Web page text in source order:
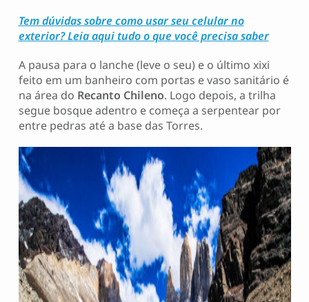
Tem dúvidas sobre como usar seu celular no
exterior? Leia aqui tudo o que você precisa saber
A pausa para o lanche (leve o seu) e o último xixi
feito em um banheiro com portas e vaso sanitário é
na área do Recanto Chileno. Logo depois, a trilha
segue bosque adentro e começa a serpentear por
entre pedras até a base das Torres.